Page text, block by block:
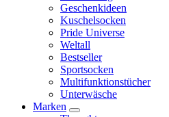
Geschenkideen
Kuschelsocken
Pride Universe
Weltall
Bestseller
Sportsocken
Multifunktionstücher
Unterwäsche
Marken